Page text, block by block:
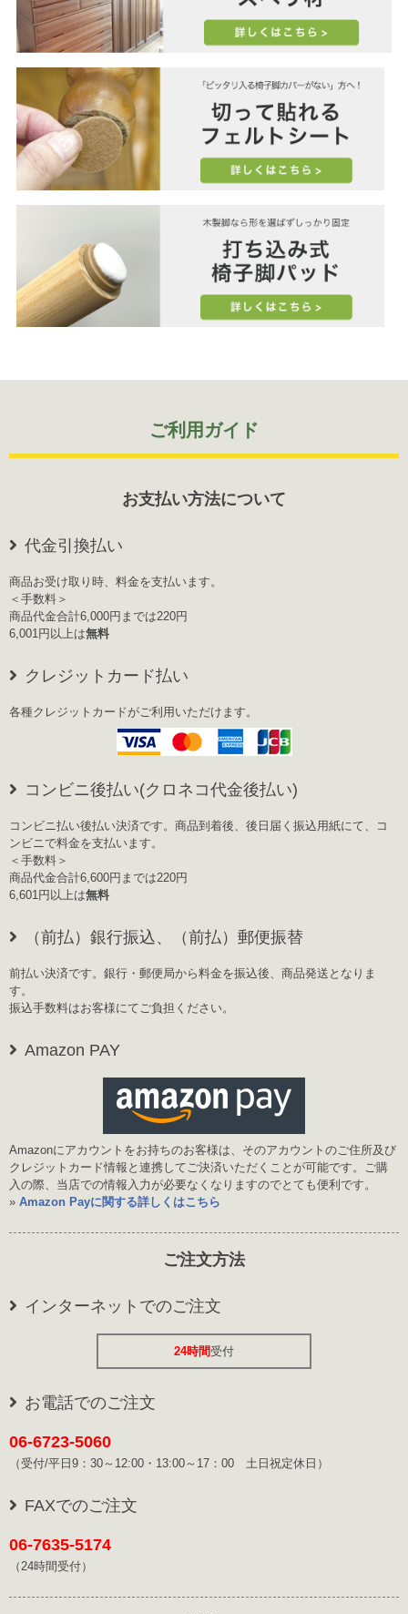
ご利用ガイド
お支払い方法について
代金引換払い
商品お受け取り時、料金を支払います。
＜手数料＞
商品代金合計6,000円までは220円
6,001円以上は無料
クレジットカード払い
各種クレジットカードがご利用いただけます。
コンビニ後払い(クロネコ代金後払い)
コンビニ払い後払い決済です。商品到着後、後日届く振込用紙にて、コ
ンビニで料金を支払います。
＜手数料＞
商品代金合計6,600円までは220円
6,601円以上は無料
（前払）銀行振込、（前払）郵便振替
前払い決済です。銀行・郵便局から料金を振込後、商品発送となりま
す。
振込手数料はお客様にてご負担ください。
Amazon PAY
Amazonにアカウントをお持ちのお客様は、そのアカウントのご住所及び
クレジットカード情報と連携してご決済いただくことが可能です。ご購
入の際、当店での情報入力が必要なくなりますのでとても便利です。
» Amazon Payに関する詳しくはこちら
ご注文方法
インターネットでのご注文
24時間受付
お電話でのご注文
06-6723-5060
（受付/平日9：30～12:00・13:00～17：00 土日祝定休日）
FAXでのご注文
06-7635-5174
（24時間受付）